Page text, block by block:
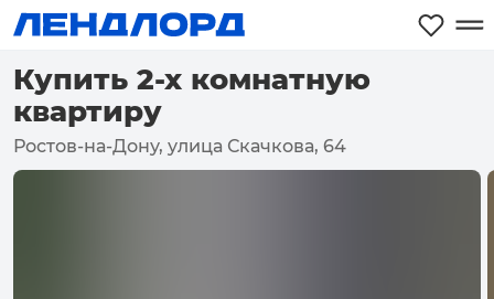
Купить 2-х комнатную
квартиру
Ростов-на-Дону, улица Скачкова, 64